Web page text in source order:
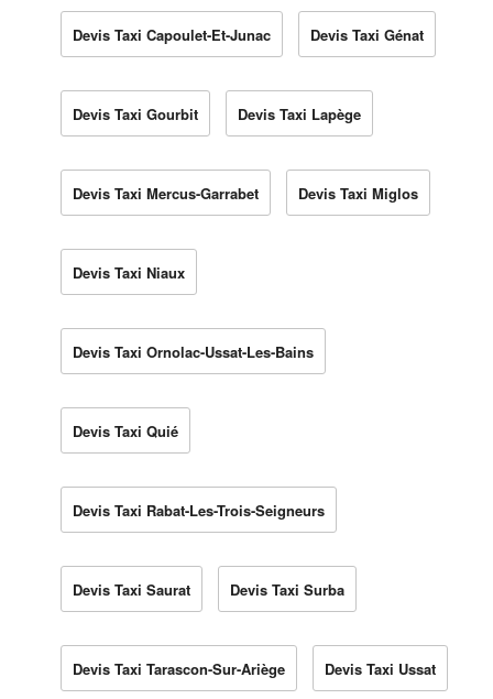
Devis Taxi Capoulet-Et-Junac Devis Taxi Génat
Devis Taxi Gourbit Devis Taxi Lapège
Devis Taxi Mercus-Garrabet Devis Taxi Miglos
Devis Taxi Niaux
Devis Taxi Ornolac-Ussat-Les-Bains
Devis Taxi Quié
Devis Taxi Rabat-Les-Trois-Seigneurs
Devis Taxi Saurat Devis Taxi Surba
Devis Taxi Tarascon-Sur-Ariège Devis Taxi Ussat